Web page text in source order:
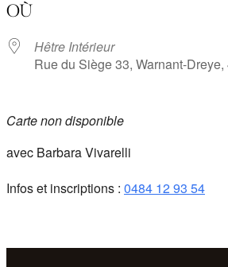
OÙ
Hêtre Intérieur
Rue du Siège 33, Warnant-
Carte non disponible
avec Barbara Vivarelli
Infos et inscriptions : 0484 12 93 54